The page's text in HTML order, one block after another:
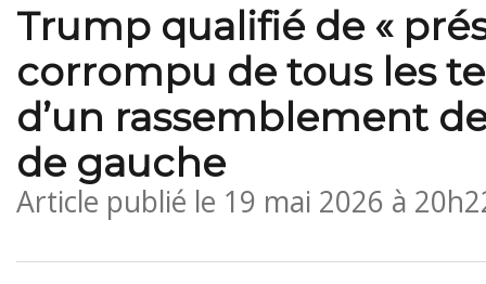
Trump qualifié de «
corrompu de tous les
d’un rassemblement
de gauche
Article publié le 19 mai 2026 à